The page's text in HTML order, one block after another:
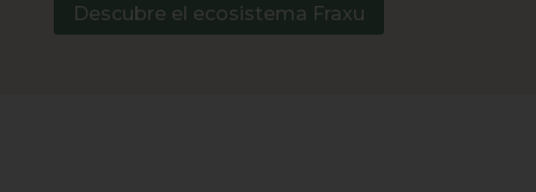
Descubre el ecosistema Fraxu